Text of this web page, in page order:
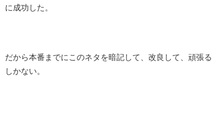
に成功した。
だから本番までにこのネタを暗記して、改良して、頑張る
しかない。